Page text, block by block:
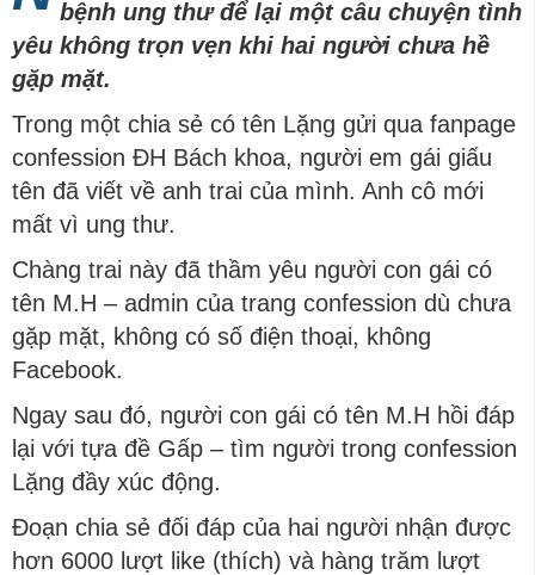
bệnh ung thư để lại một câu chuyện tình
yêu không trọn vẹn khi hai người chưa hề
gặp mặt.
Trong một chia sẻ có tên Lặng gửi qua fanpage
confession ĐH Bách khoa, người em gái giấu
tên đã viết về anh trai của mình. Anh cô mới
mất vì ung thư.
Chàng trai này đã thầm yêu người con gái có
tên M.H – admin của trang confession dù chưa
gặp mặt, không có số điện thoại, không
Facebook.
Ngay sau đó, người con gái có tên M.H hồi đáp
lại với tựa đề Gấp – tìm người trong confession
Lặng đầy xúc động.
Đoạn chia sẻ đối đáp của hai người nhận được
hơn 6000 lượt like (thích) và hàng trăm lượt